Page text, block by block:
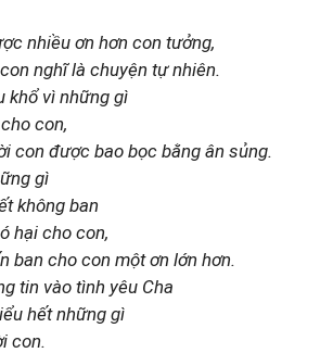
nhiều ơn hơn con tưởng,
nghĩ là chuyện tự nhiên.
khổ vì những gì
con,
con được bao bọc bằng ân sủng.
gì
không ban
hại cho con,
ban cho con một ơn lớn hơn.
tin vào tình yêu Cha
hết những gì
con.